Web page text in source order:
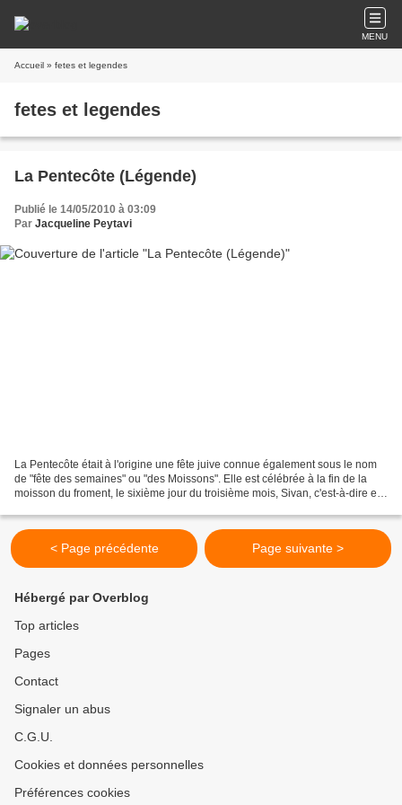
MENU
Accueil » fetes et legendes
fetes et legendes
La Pentecôte (Légende)
Publié le 14/05/2010 à 03:09
Par Jacqueline Peytavi
La Pentecôte était à l'origine une fête juive connue également sous le nom
de "fête des semaines" ou "des Moissons". Elle est célébrée à la fin de la
moisson du froment, le sixième jour du troisième mois, Sivan, c'est-à-dire en
< Page précédente Page suivante >
Hébergé par Overblog
Top articles
Pages
Contact
Signaler un abus
C.G.U.
Cookies et données personnelles
Préférences cookies